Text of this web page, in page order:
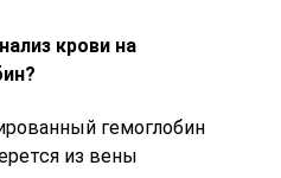
крови на
гемоглобин
из вены